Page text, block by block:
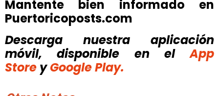
Mantente bien informado en
Puertoricoposts.com
Descarga nuestra aplicación
móvil, disponible
en el
App
Store y Google Play.